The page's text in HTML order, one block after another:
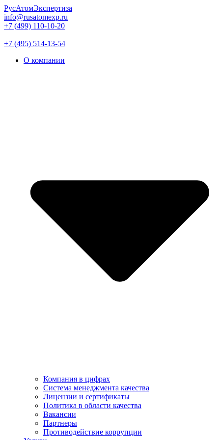
РусАтомЭкспертиза
info@rusatomexp.ru
+7 (499) 110-10-20
+7 (495) 514-13-54
О компании
Компания в цифрах
Система менеджмента качества
Лицензии и сертификаты
Политика в области качества
Вакансии
Партнеры
Противодействие коррупции